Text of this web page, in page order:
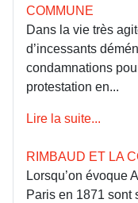
COMMUNE
Dans la vie très
d’incessants
condamnations
protestation en...
Lire la suite...
RIMBAUD ET LA
Lorsqu’on évoque
Paris en 1871 sont